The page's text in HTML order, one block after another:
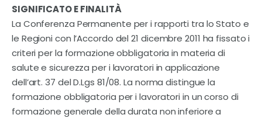
Paghe
Servizi & Sportelli
UNIMPIEGO
Contatti
SIGNIFICATO E FINALITÀ
La Conferenza Permanente per i rapporti tra lo Stato e
le Regioni con l’Accordo del 21 dicembre 2011 ha fissato i
criteri per la formazione obbligatoria in materia di
salute e sicurezza per i lavoratori in applicazione
dell’art. 37 del D.Lgs 81/08. La norma distingue la
formazione obbligatoria per i lavoratori in un corso di
formazione generale della durata non inferiore a